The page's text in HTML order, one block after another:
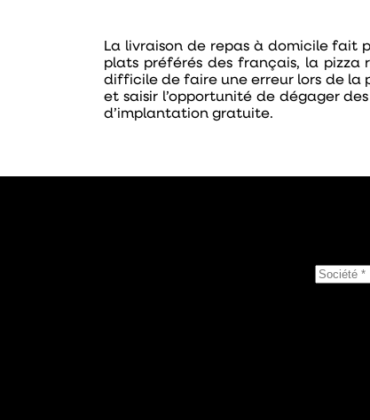
La livraison de repas à domicile fait
plats préférés des français, la
difficile de faire une erreur lors de la
et saisir l’opportunité de dégager
d’implantation gratuite.